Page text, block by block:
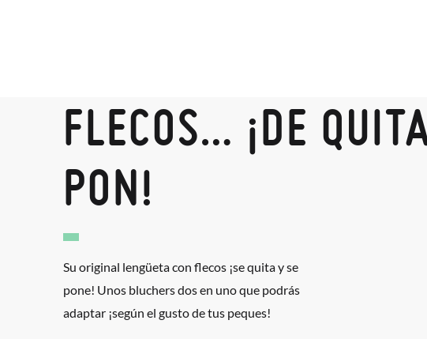
FLECOS… ¡DE
PON!
Su original lengüeta con flecos ¡se quita y se
pone! Unos bluchers dos en uno que podrás
adaptar ¡según el gusto de tus peques!